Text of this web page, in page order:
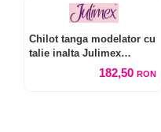
Chilot tanga modelator cu
talie inalta Julimex
Shapewear 275182,50 RON